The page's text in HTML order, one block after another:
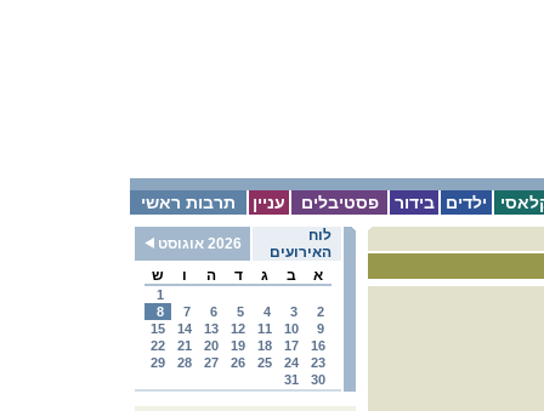
תרבות ראשי עניין פסטיבלים בידור ילדים
לוח
האירועים
2026 אוגוסט
א
ב ג ד ה ו ש
1
2
3
4
5
6
7
8
9
10
11
12
13
14
15
16
17
18
19
20
21
22
23
24
25
26
27
28
29
30
31